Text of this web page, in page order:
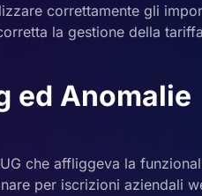
correttamente gli
la gestione della
ed Anomalie
che affliggeva la
per iscrizioni aziendali